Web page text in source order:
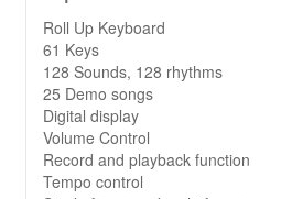
Roll Up Keyboard
61 Keys
128 Sounds, 128 rhythms
25 Demo songs
Digital display
Volume Control
Record and playback function
Tempo control